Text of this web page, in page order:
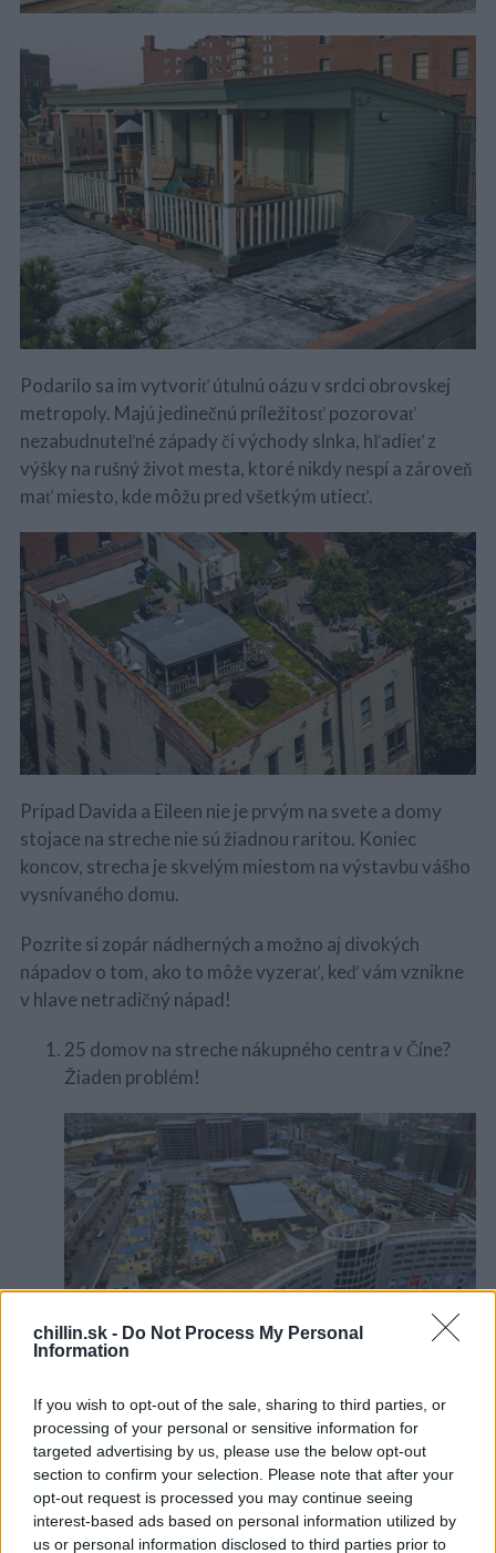
chillin.sk - Do Not Process My Personal
Information
If you wish to opt-out of the sale, sharing to third parties, or
processing of your personal or sensitive information for
targeted advertising by us, please use the below opt-out
section to confirm your selection. Please note that after your
opt-out request is processed you may continue seeing
interest-based ads based on personal information utilized by
us or personal information disclosed to third parties prior to
Podarilo sa im vytvoriť útulnú oázu v srdci obrovskej
metropoly. Majú jedinečnú príležitosť pozorovať
nezabudnuteľné západy či východy slnka, hľadieť z
výšky na rušný život mesta, ktoré nikdy nespí a zároveň
mať miesto, kde môžu pred všetkým utiecť.
Prípad Davida a Eileen nie je prvým na svete a domy
stojace na streche nie sú žiadnou raritou. Koniec
koncov, strecha je skvelým miestom na výstavbu vášho
vysnívaného domu.
Pozrite si zopár nádherných a možno aj divokých
nápadov o tom, ako to môže vyzerať, keď vám vznikne
v hlave netradičný nápad!
25 domov na streche nákupného centra v Číne?
Žiaden problém!
dom v Rotterdame.
a
r
c
h
f